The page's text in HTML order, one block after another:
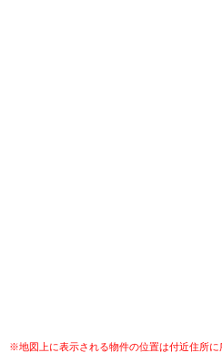
※地図上に表示される物件の位置は付近住所